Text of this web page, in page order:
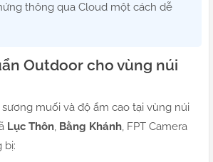
thông qua Cloud một cách dễ
Outdoor cho vùng núi
muối và độ ẩm cao tại vùng núi
Lục Thôn, Bằng Khánh, FPT Camera
bị: